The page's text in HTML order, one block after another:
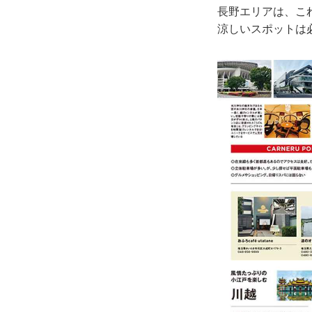
長野エリアは、こ
涼しいスポットは